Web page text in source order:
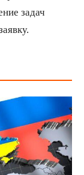
задач